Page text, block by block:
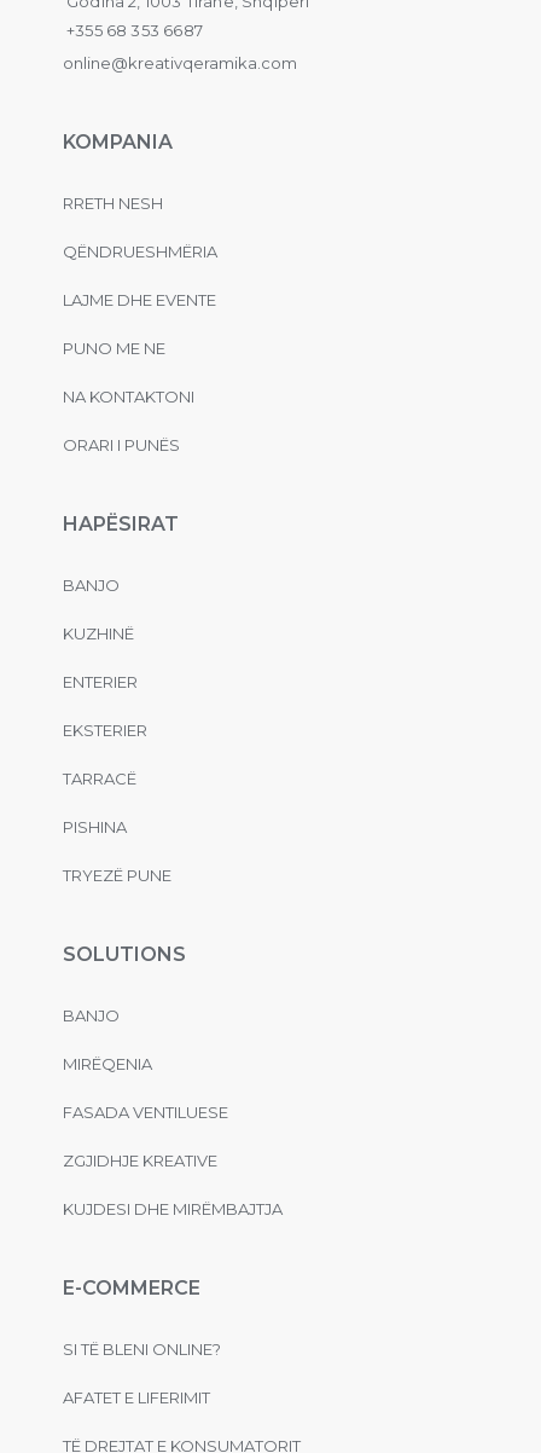
+355 68 353 6687
online@kreativqeramika.com
KOMPANIA
RRETH NESH
QËNDRUESHMËRIA
LAJME DHE EVENTE
PUNO ME NE
NA KONTAKTONI
ORARI I PUNËS
HAPËSIRAT
BANJO
KUZHINË
ENTERIER
EKSTERIER
TARRACË
PISHINA
TRYEZË PUNE
SOLUTIONS
BANJO
MIRËQENIA
FASADA VENTILUESE
ZGJIDHJE KREATIVE
KUJDESI DHE MIRËMBAJTJA
E-COMMERCE
SI TË BLENI ONLINE?
AFATET E LIFERIMIT
TË DREJTAT E KONSUMATORIT